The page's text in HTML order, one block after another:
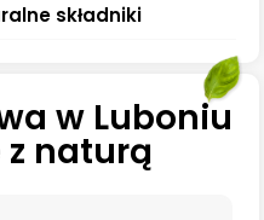
składniki
w Luboniu
z naturą